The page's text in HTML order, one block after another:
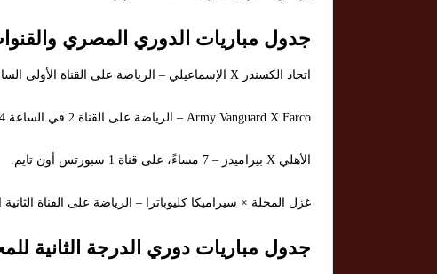
جدول مباريات الدوري المصري
اتحاد الكسندر X الإسماعيلي – الرياضة على القناة الأولى الساعة 4 مساءً.
Army Vanguard X Farco – الرياضة على القناة 2 في الساعة 4 مساءً.
الأهلي X بيراميدز – 7 مساءً، على قناة 1 سبورتس أون تايم.
غزل المحلة × سيراميكا كليوباترا – الرياضة على القناة الثانية
جدول مباريات دوري الدرجة الثانية